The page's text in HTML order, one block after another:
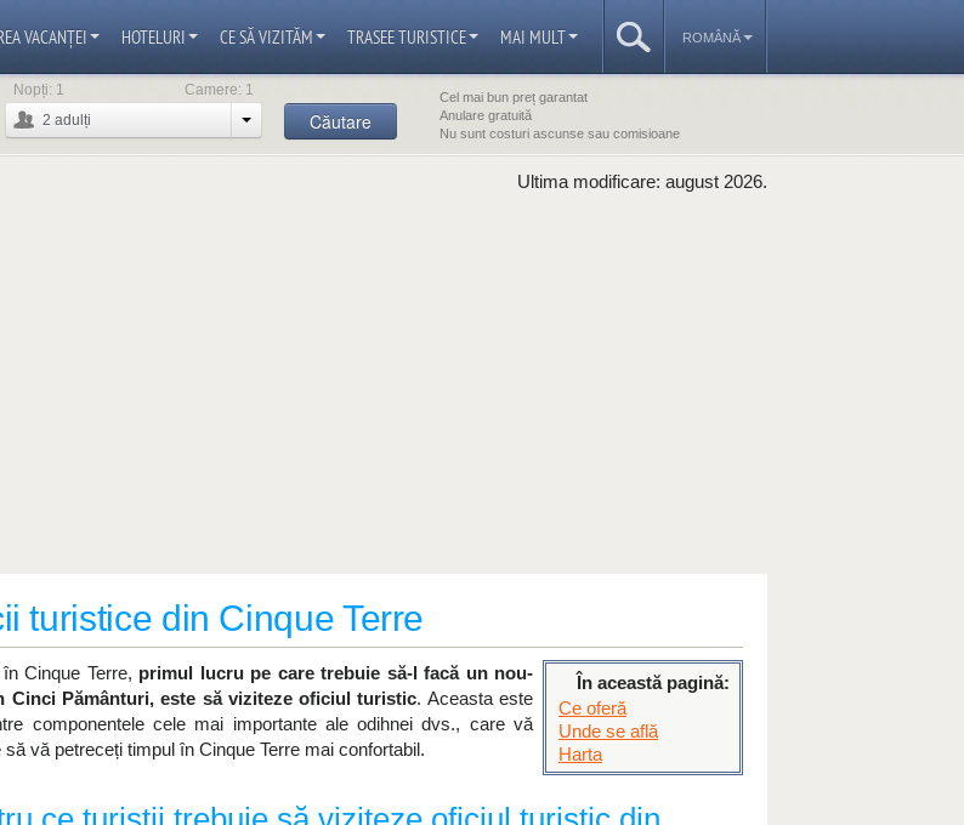
ROMÂNĂ
VACANȚEI HOTELURI CE SĂ VIZITĂM TRASEE TURISTICE MAI MULT
2 adulți
Nopți: 1 Camere: 1
Căutare
Cel mai bun preț garantat
Anulare gratuită
Nu sunt costuri ascunse sau comisioane
Ultima modificare: august 2026.
turistice din Cinque Terre
În această pagină:
Ce oferă
Unde se află
Harta
Cinque Terre, primul lucru pe care trebuie să-l facă un nou-
Cinci Pământuri, este să viziteze oficiul turistic. Aceasta este
componentele cele mai importante ale odihnei dvs., care vă
să vă petreceți timpul în Cinque Terre mai confortabil.